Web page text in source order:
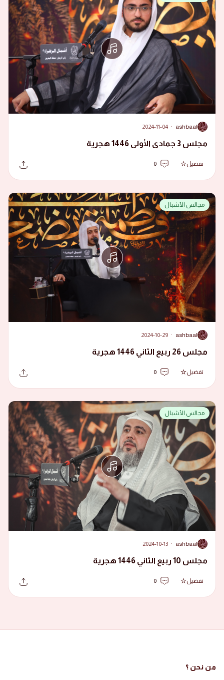
A
ashbaal
·
2024-11-04
مجلس 3 جمادى الأولى 1446 هجرية
تفضيل 0
مجالس الأشبال
A
ashbaal
·
2024-10-29
مجلس 26 ربيع الثاني 1446 هجرية
تفضيل 0
مجالس الأشبال
A
ashbaal
·
2024-10-13
مجلس 10 ربيع الثاني 1446 هجرية
تفضيل 0
من نحن ؟